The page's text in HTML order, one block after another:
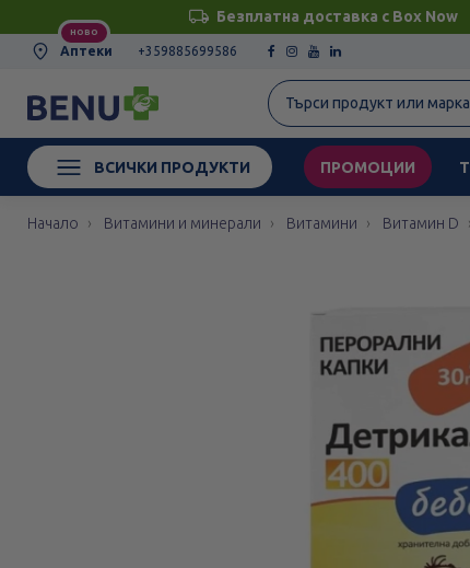
Безплатна доставка с Box Now
НОВО
Аптеки +359885699586
ВСИЧКИ ПРОДУКТИ ПРОМОЦИИ
Начало Витамини и минерали Витамини Витамин D